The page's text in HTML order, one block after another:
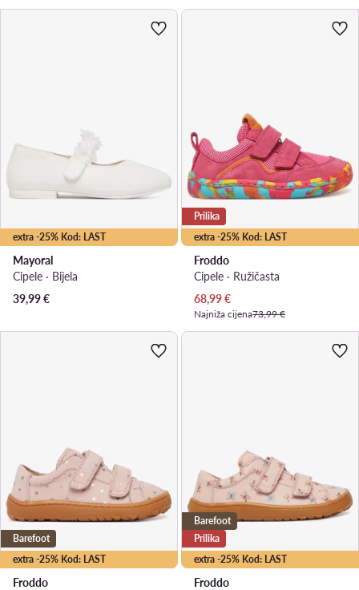
extra -25% Kod: LAST
Mayoral
Cipele · Bijela
39,99€
extra -25% Kod: LAST
Prilika
Froddo
Cipele · Ružičasta
Trenutna cijena
68,99€
Najniža cijena73,99 €
extra -25% Kod: LAST
Barefoot
Froddo
extra -25% Kod: LAST
Barefoot
Prilika
Froddo